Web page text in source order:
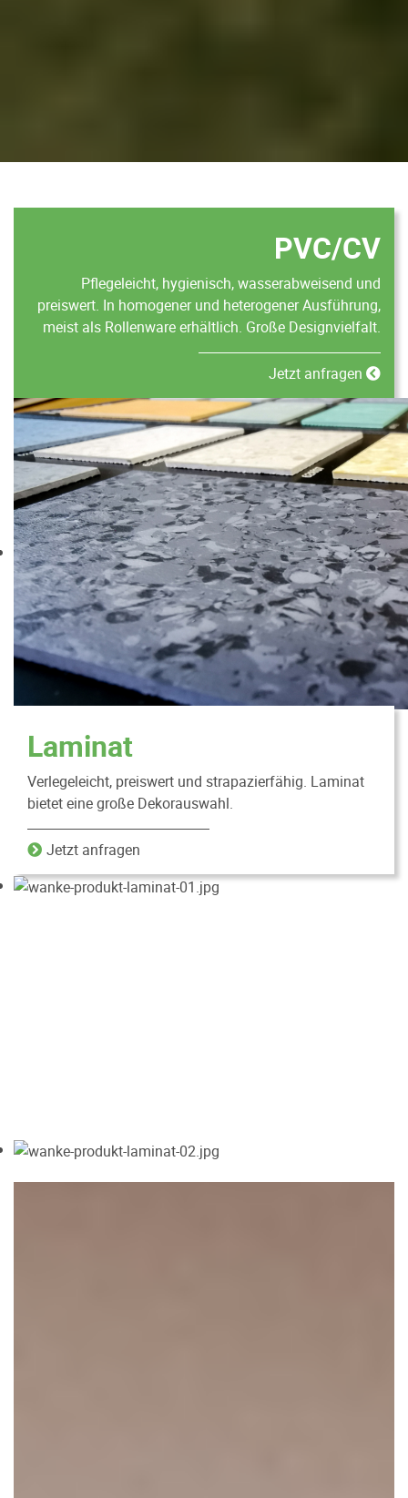
PVC/CV
Pflegeleicht, hygienisch, wasserabweisend und
preiswert. In homogener und heterogener Ausführung,
meist als Rollenware erhältlich. Große Designvielfalt.
Jetzt anfragen
Laminat
Verlegeleicht, preiswert und strapazierfähig. Laminat
bietet eine große Dekorauswahl.
Jetzt anfragen